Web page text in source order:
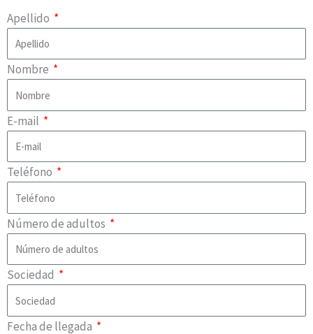
Apellido
Nombre
E-mail
Teléfono
Número de adultos
Sociedad
Fecha de llegada